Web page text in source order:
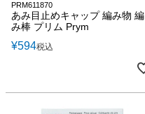
PRM611870
あみ目止めキャップ 編み物 編
み棒 プリム Prym
¥594税込